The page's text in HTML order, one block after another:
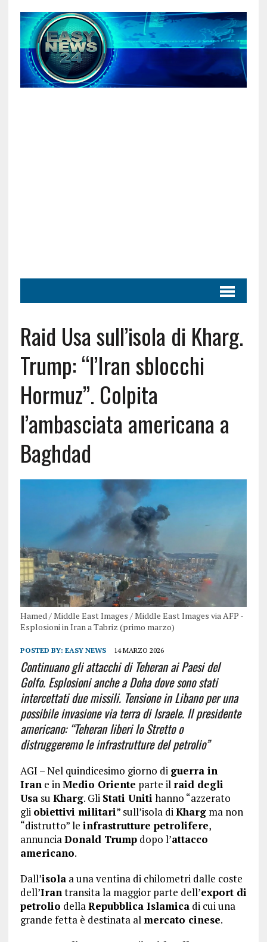
Raid Usa sull’isola di Kharg.
Trump: “l’Iran sblocchi
Hormuz”. Colpita
l’ambasciata americana a
Baghdad
Hamed / Middle East Images / Middle East Images via AFP -
Esplosioni in Iran a Tabriz (primo marzo)
POSTED BY: EASY NEWS 14 MARZO 2026
Continuano gli attacchi di Teheran ai Paesi del
Golfo. Esplosioni anche a Doha dove sono stati
intercettati due missili. Tensione in Libano per una
possibile invasione via terra di Israele. Il presidente
americano: “Teheran liberi lo Stretto o
distruggeremo le infrastrutture del petrolio”
AGI – Nel quindicesimo giorno di guerra in
Irane inMedio Oriente parte il raid degli
Usasu Kharg. Gli Stati Uniti hanno “azzerato
gli obiettivi militari” sull’isola diKhargma non
“distrutto” le infrastrutture petrolifere,
annunciaDonald Trumpdopo l’attacco
americano.
Dall’isolaa una ventina di chilometri dalle coste
dell’Irantransita la maggior parte dell’export di
petrolio dellaRepubblica Islamicadi cui una
grande fetta è destinata al mercato cinese.